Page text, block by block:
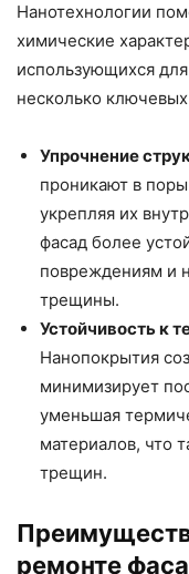
Нанотехнологии
химические
использующихся
несколько
Упрочнение
проникают в
укрепляя их
фасад более
повреждениям и
трещины.
Устойчивость к
Нанопокрытия
минимизирует
уменьшая
материалов, что
трещин.
ремонте